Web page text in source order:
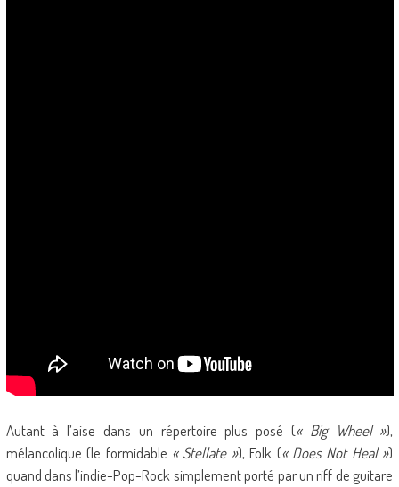
Autant à l’aise dans un répertoire plus posé (« Big Wheel »),
mélancolique (le formidable « Stellate »), Folk (« Does Not Heal »)
quand dans l’indie-Pop-Rock simplement porté par un riff de guitare